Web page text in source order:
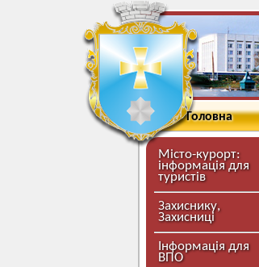
Головна
Місто-курорт:
інформація для
туристів
Захиснику,
Захисниці
Інформація для
ВПО